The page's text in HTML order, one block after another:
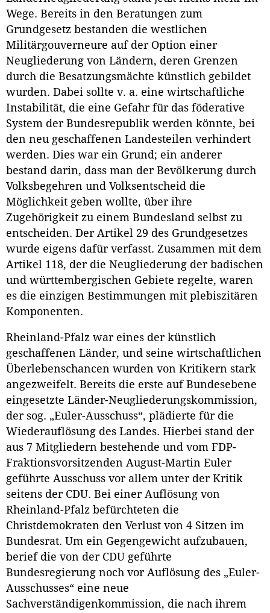
Wege. Bereits in den Beratungen zum
Grundgesetz bestanden die westlichen
Militärgouverneure auf der Option einer
Neugliederung von Ländern, deren Grenzen
durch die Besatzungsmächte künstlich gebildet
wurden. Dabei sollte v. a. eine wirtschaftliche
Instabilität, die eine Gefahr für das föderative
System der Bundesrepublik werden könnte, bei
den neu geschaffenen Landesteilen verhindert
werden. Dies war ein Grund; ein anderer
bestand darin, dass man der Bevölkerung durch
Volksbegehren und Volksentscheid die
Möglichkeit geben wollte, über ihre
Zugehörigkeit zu einem Bundesland selbst zu
entscheiden. Der Artikel 29 des Grundgesetzes
wurde eigens dafür verfasst. Zusammen mit dem
Artikel 118, der die Neugliederung der badischen
und württembergischen Gebiete regelte, waren
es die einzigen Bestimmungen mit plebiszitären
Komponenten.
Rheinland-Pfalz war eines der künstlich
geschaffenen Länder, und seine wirtschaftlichen
Überlebenschancen wurden von Kritikern stark
angezweifelt. Bereits die erste auf Bundesebene
eingesetzte Länder-Neugliederungskommission,
der sog. „Euler-Ausschuss“, plädierte für die
Wiederauflösung des Landes. Hierbei stand der
aus 7 Mitgliedern bestehende und vom FDP-
Fraktionsvorsitzenden August-Martin Euler
geführte Ausschuss vor allem unter der Kritik
seitens der CDU. Bei einer Auflösung von
Rheinland-Pfalz befürchteten die
Christdemokraten den Verlust von 4 Sitzen im
Bundesrat. Um ein Gegengewicht aufzubauen,
berief die von der CDU geführte
Bundesregierung noch vor Auflösung des „Euler-
Ausschusses“ eine neue
Sachverständigenkommission, die nach ihrem